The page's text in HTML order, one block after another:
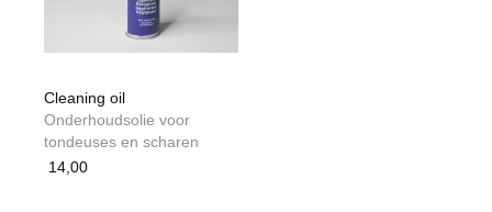
Cleaning oil
Onderhoudsolie voor
tondeuses en scharen
14,00